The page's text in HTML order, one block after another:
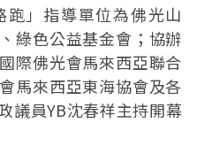
」指導單位為佛光山
綠色公益基金會；協辦
際佛光會馬來西亞聯合
馬來西亞東海協會及各
議員YB沈春祥主持開幕